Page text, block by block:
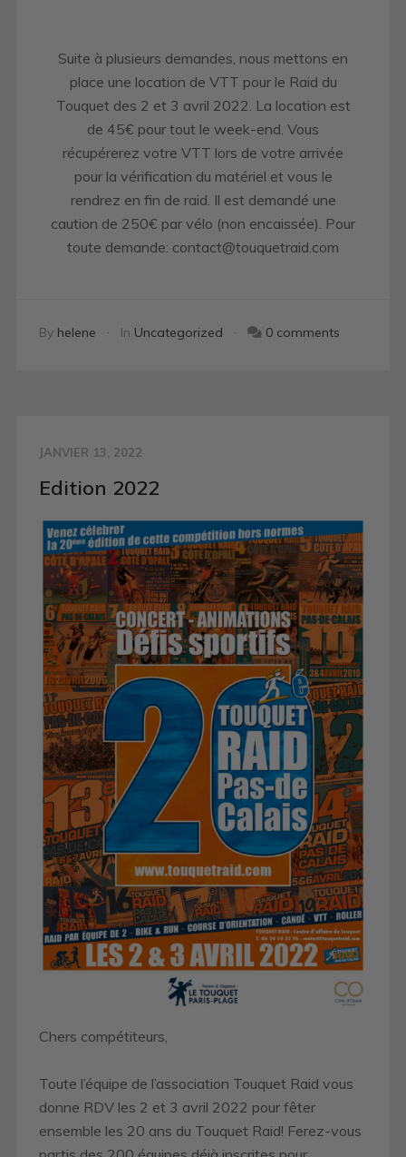
Suite à plusieurs demandes, nous mettons en
place une location de VTT pour le Raid du
Touquet des 2 et 3 avril 2022. La location est
de 45€ pour tout le week-end. Vous
récupérerez votre VTT lors de votre arrivée
pour la vérification du matériel et vous le
rendrez en fin de raid. Il est demandé une
caution de 250€ par vélo (non encaissée). Pour
toute demande: contact@touquetraid.com
By helene In Uncategorized 0 comments
JANVIER 13, 2022
Edition 2022
Chers compétiteurs,
Toute l’équipe de l’association Touquet Raid vous
donne RDV les 2 et 3 avril 2022 pour fêter
ensemble les 20 ans du Touquet Raid! Ferez-vous